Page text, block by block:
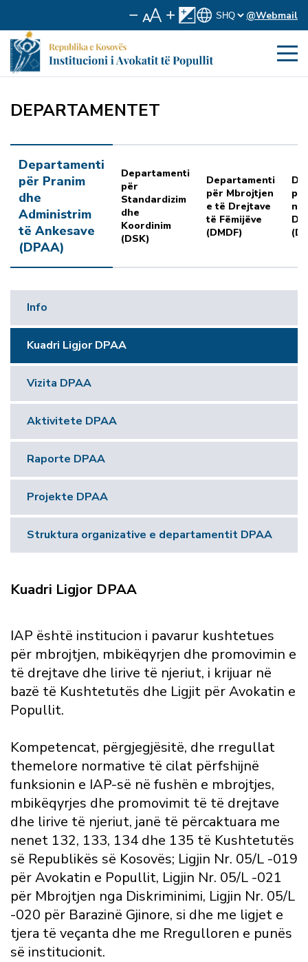
@Webmail
DEPARTAMENTET
Departamenti
për Pranim
dhe
Administrim
të Ankesave
(DPAA)
Departamenti
për
Standardizim
dhe
Koordinim
(DSK)
Departamenti
për Mbrojtjen
e të Drejtave
të Fëmijëve
(DMDF)
Info
Kuadri Ligjor DPAA
Vizita DPAA
Aktivitete DPAA
Raporte DPAA
Projekte DPAA
Struktura organizative e departamentit DPAA
Kuadri Ligjor DPAA
IAP është institucion i pavarur kushtetues
për mbrojtjen, mbikëqyrjen dhe promovimin e
të drejtave dhe lirive të njeriut, i krijuar në
bazë të Kushtetutës dhe Ligjit për Avokatin e
Popullit.
Kompetencat, përgjegjësitë, dhe rregullat
themelore normative të cilat përfshijnë
funksionin e IAP-së në fushën e mbrojtjes,
mbikëqyrjes dhe promovimit të të drejtave
dhe lirive të njeriut, janë të përcaktuara me
nenet 132, 133, 134 dhe 135 të Kushtetutës
së Republikës së Kosovës; Ligjin Nr. 05/L -019
për Avokatin e Popullit, Ligjin Nr. 05/L -021
për Mbrojtjen nga Diskriminimi, Ligjin Nr. 05/L
-020 për Barazinë Gjinore, si dhe me ligjet e
tjera të veçanta dhe me Rregulloren e punës
së institucionit.